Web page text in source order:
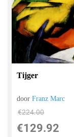
Tijger
doorFranz Marc
€224.00
€129.92